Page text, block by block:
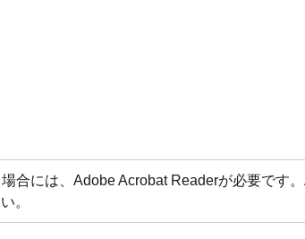
合には、Adobe Acrobat Readerが必要です
。